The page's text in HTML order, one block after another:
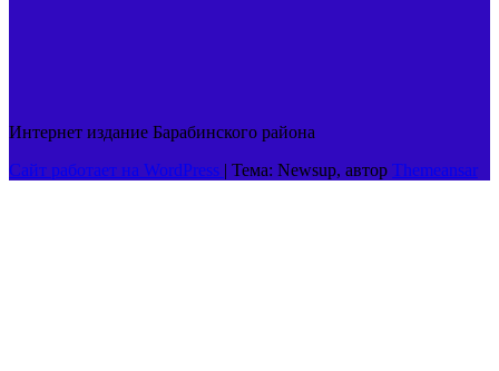
Интернет издание Барабинского района
Сайт работает на WordPress | Тема: Newsup, автор Themeansar